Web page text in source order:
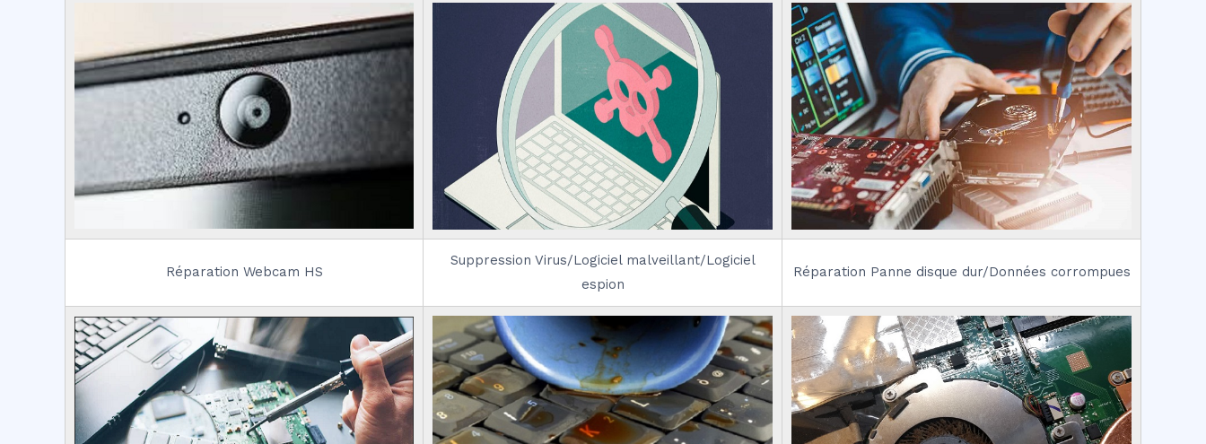
Réparation Webcam HS
Suppression Virus/Logiciel malveillant/Logiciel
espion
Réparation Panne disque dur/Données corrompues